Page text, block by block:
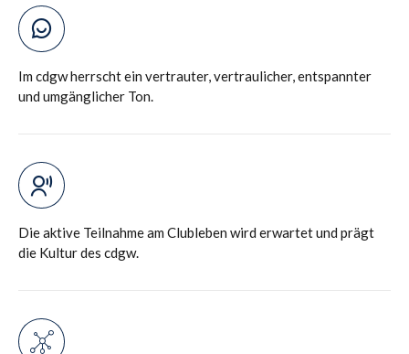
Im cdgw herrscht ein vertrauter, vertraulicher, entspannter
und umgänglicher Ton.
Die aktive Teilnahme am Clubleben wird erwartet und prägt
die Kultur des cdgw.